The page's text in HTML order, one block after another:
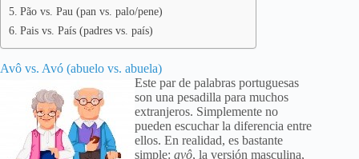
Pão vs. Pau (pan vs. palo/pene)
Pais vs. País (padres vs. país)
Avô vs. Avó (abuelo vs. abuela)
Este par de palabras portuguesas
son una pesadilla para muchos
extranjeros. Simplemente no
pueden escuchar la diferencia entre
ellos. En realidad, es bastante
simple: avô, la versión masculina,